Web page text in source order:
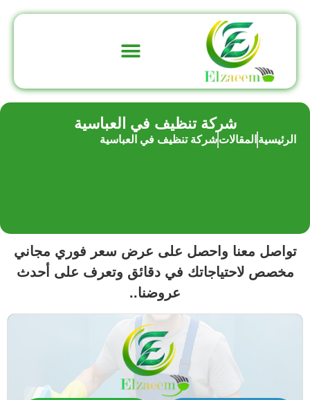
شركة تنظيف في العباسية
الرئيسية المقالاتشركة تنظيف في العباسية
تواصل معنا واحصل على عرض سعر فوري مجاني
مخصص لاحتياجاتك في دقائق وتعرف على أحدث
عروضنا..